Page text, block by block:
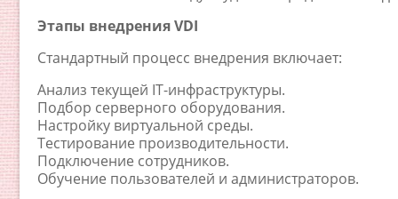
Этапы внедрения VDI
Стандартный процесс внедрения включает:
Анализ текущей IT-инфраструктуры.
Подбор серверного оборудования.
Настройку виртуальной среды.
Тестирование производительности.
Подключение сотрудников.
Обучение пользователей и администраторов.